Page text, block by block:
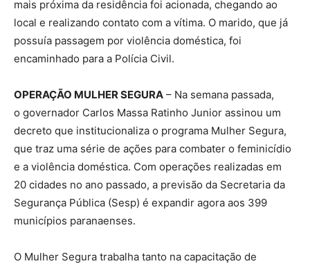
mais próxima da residência foi acionada, chegando ao
local e realizando contato com a vítima. O marido, que já
possuía passagem por violência doméstica, foi
encaminhado para a Polícia Civil.
OPERAÇÃO MULHER SEGURA – Na semana passada,
o governador Carlos Massa Ratinho Junior assinou um
decreto que institucionaliza o programa Mulher Segura,
que traz uma série de ações para combater o feminicídio
e a violência doméstica. Com operações realizadas em
20 cidades no ano passado, a previsão da Secretaria da
Segurança Pública (Sesp) é expandir agora aos 399
municípios paranaenses.
O Mulher Segura trabalha tanto na capacitação de